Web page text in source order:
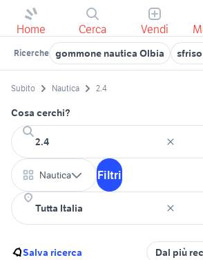
Home Cerca Vendi
Ricerche gommone nautica Olbia
Subito Nautica 2.4
Cosa cerchi?
Nautica Filtri
Salva ricerca Dal più